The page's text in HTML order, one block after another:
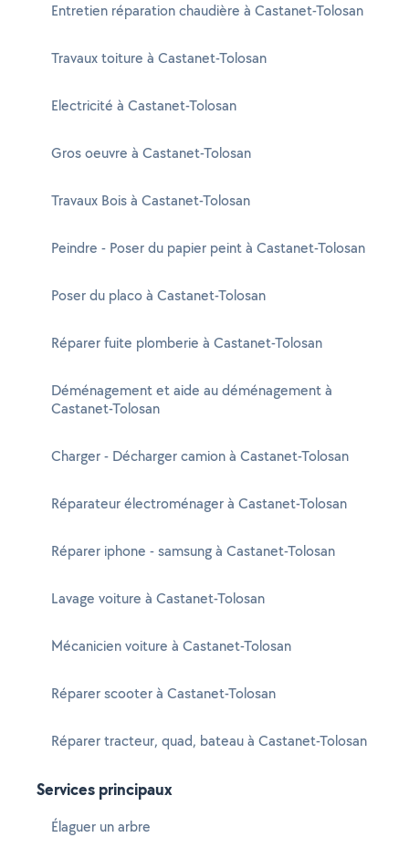
Entretien réparation chaudière à Castanet-Tolosan
Travaux toiture à Castanet-Tolosan
Electricité à Castanet-Tolosan
Gros oeuvre à Castanet-Tolosan
Travaux Bois à Castanet-Tolosan
Peindre - Poser du papier peint à Castanet-Tolosan
Poser du placo à Castanet-Tolosan
Réparer fuite plomberie à Castanet-Tolosan
Déménagement et aide au déménagement à
Castanet-Tolosan
Charger - Décharger camion à Castanet-Tolosan
Réparateur électroménager à Castanet-Tolosan
Réparer iphone - samsung à Castanet-Tolosan
Lavage voiture à Castanet-Tolosan
Mécanicien voiture à Castanet-Tolosan
Réparer scooter à Castanet-Tolosan
Réparer tracteur, quad, bateau à Castanet-Tolosan
Services principaux
Élaguer un arbre